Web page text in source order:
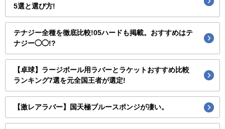
5選と選び方!
テナジー全種を徹底比較!05ハードも掲載。おすすめはテ
ナジー◯◯!?
【卓球】ラージボール用ラバーとラケットおすすめ比較
ランキング7選を元全国王者が選定!
【激レアラバー】国天極ブルースポンジが凄い。